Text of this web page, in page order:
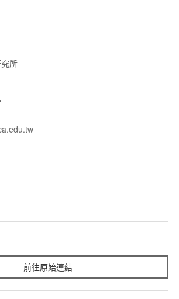
所
前往原始連結